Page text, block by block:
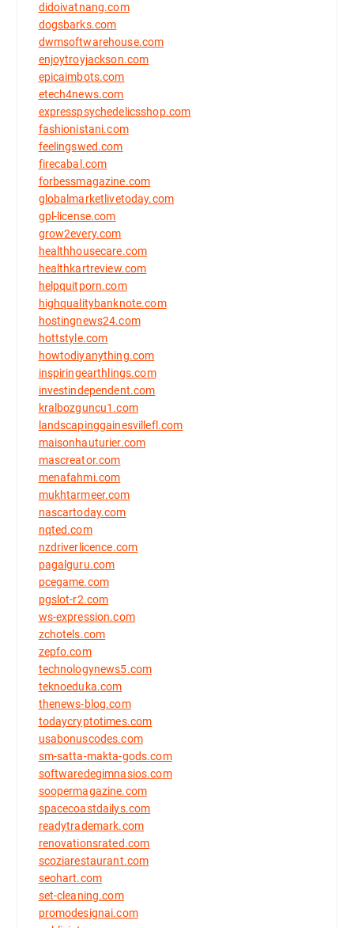
didoivatnang.com
dogsbarks.com
dwmsoftwarehouse.com
enjoytroyjackson.com
epicaimbots.com
etech4news.com
expresspsychedelicsshop.com
fashionistani.com
feelingswed.com
firecabal.com
forbessmagazine.com
globalmarketlivetoday.com
gpl-license.com
grow2every.com
healthhousecare.com
healthkartreview.com
helpquitporn.com
highqualitybanknote.com
hostingnews24.com
hottstyle.com
howtodiyanything.com
inspiringearthlings.com
investindependent.com
kralbozguncu1.com
landscapinggainesvillefl.com
maisonhauturier.com
mascreator.com
menafahmi.com
mukhtarmeer.com
nascartoday.com
nqted.com
nzdriverlicence.com
pagalguru.com
pcegame.com
pgslot-r2.com
ws-expression.com
zchotels.com
zepfo.com
technologynews5.com
teknoeduka.com
thenews-blog.com
todaycryptotimes.com
usabonuscodes.com
sm-satta-makta-gods.com
softwaredegimnasios.com
soopermagazine.com
spacecoastdailys.com
readytrademark.com
renovationsrated.com
scoziarestaurant.com
seohart.com
set-cleaning.com
promodesignai.com